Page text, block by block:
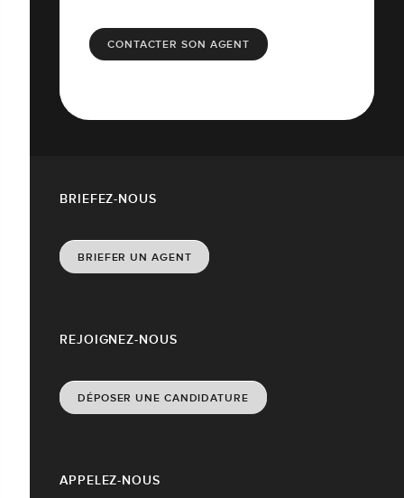
CONTACTER SON AGENT
REJOIGNEZ-NOUS
DÉPOSER UNE CANDIDATURE
APPELEZ-NOUS
BRIEFEZ-NOUS
BRIEFER UN AGENT